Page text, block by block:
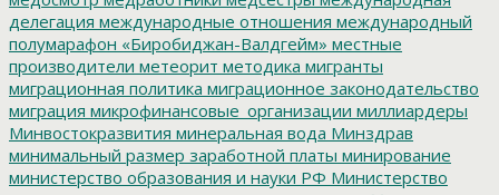
делегация международные отношения международный
полумарафон «Биробиджан-Валдгейм» местные
производители метеорит методика мигранты
миграционная политика миграционное законодательство
миграция микрофинансовые_организации миллиардеры
Минвостокразвития минеральная вода Минздрав
минимальный размер заработной платы минирование
министерство образования и науки РФ Министерство